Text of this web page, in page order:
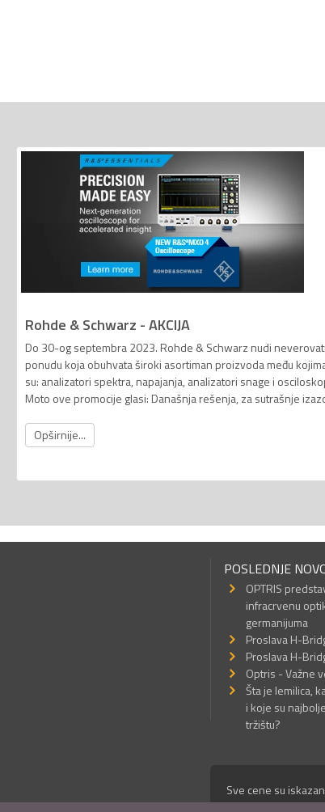
Rohde & Schwarz - AKCIJA
Do 30-og septembra 2023. Rohde & Schwarz nudi
ponudu koja obuhvata široki asortiman proizvoda među
su: analizatori spektra, napajanja, analizatori snage i
Moto ove promocije glasi: Današnja rešenja, za sutrašnje
Opširnije...
POSLEDNJE
OPTRIS
infracrvenu
germanijuma
Proslava H-
Proslava H-
Optris - Važne
Šta je lemilica,
i koje su
tržištu?
Sve cene su
© Mikro Princ 1999